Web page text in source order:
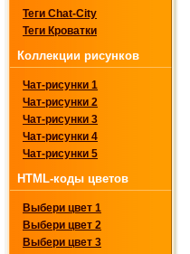
Теги Chat-City
Теги Кроватки
Коллекции рисунков
Чат-рисунки 1
Чат-рисунки 2
Чат-рисунки 3
Чат-рисунки 4
Чат-рисунки 5
HTML-коды цветов
Выбери цвет 1
Выбери цвет 2
Выбери цвет 3